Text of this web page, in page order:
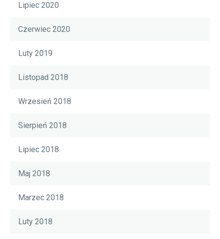
Lipiec 2020
Czerwiec 2020
Luty 2019
Listopad 2018
Wrzesień 2018
Sierpień 2018
Lipiec 2018
Maj 2018
Marzec 2018
Luty 2018